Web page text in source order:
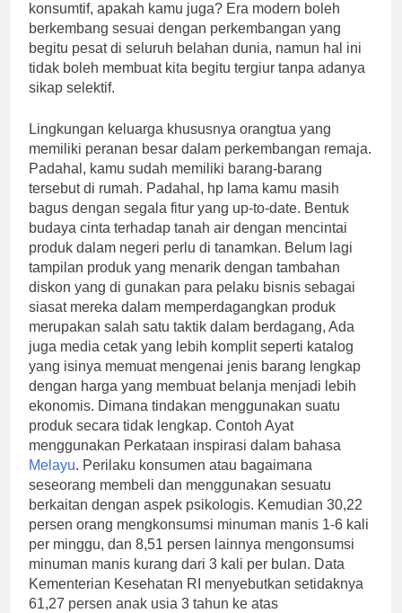
konsumtif, apakah kamu juga? Era modern boleh
berkembang sesuai dengan perkembangan yang
begitu pesat di seluruh belahan dunia, namun hal ini
tidak boleh membuat kita begitu tergiur tanpa adanya
sikap selektif.
Lingkungan keluarga khususnya orangtua yang
memiliki peranan besar dalam perkembangan remaja.
Padahal, kamu sudah memiliki barang-barang
tersebut di rumah. Padahal, hp lama kamu masih
bagus dengan segala fitur yang up-to-date. Bentuk
budaya cinta terhadap tanah air dengan mencintai
produk dalam negeri perlu di tanamkan. Belum lagi
tampilan produk yang menarik dengan tambahan
diskon yang di gunakan para pelaku bisnis sebagai
siasat mereka dalam memperdagangkan produk
merupakan salah satu taktik dalam berdagang, Ada
juga media cetak yang lebih komplit seperti katalog
yang isinya memuat mengenai jenis barang lengkap
dengan harga yang membuat belanja menjadi lebih
ekonomis. Dimana tindakan menggunakan suatu
produk secara tidak lengkap. Contoh Ayat
menggunakan Perkataan inspirasi dalam bahasa
Melayu. Perilaku konsumen atau bagaimana
seseorang membeli dan menggunakan sesuatu
berkaitan dengan aspek psikologis. Kemudian 30,22
persen orang mengkonsumsi minuman manis 1-6 kali
per minggu, dan 8,51 persen lainnya mengonsumsi
minuman manis kurang dari 3 kali per bulan. Data
Kementerian Kesehatan RI menyebutkan setidaknya
61,27 persen anak usia 3 tahun ke atas